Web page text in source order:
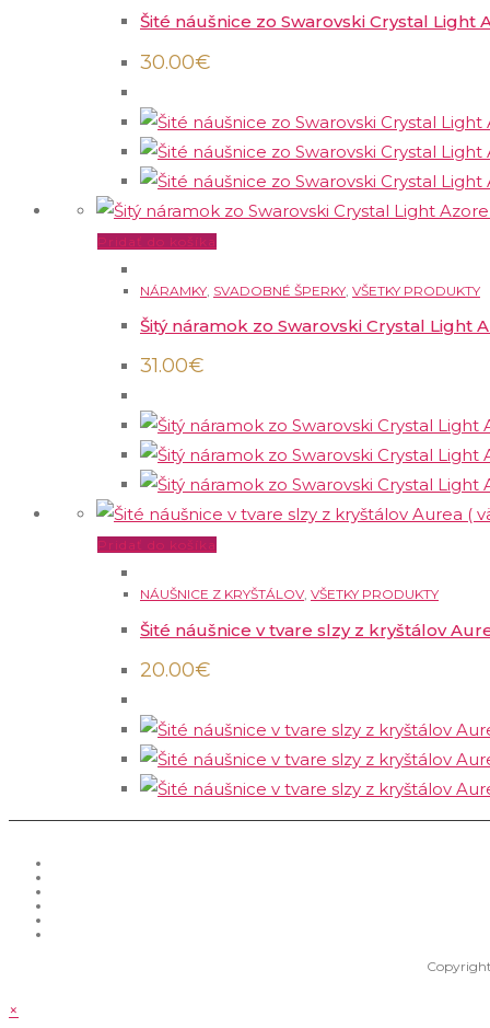
Šité náušnice zo Swarovski Crystal Light
30.00€
Pridať do košíka
NÁRAMKY SVADOBNÉ ŠPERKY VŠETKY PRODUKTY
Šitý náramok zo Swarovski Crystal Light
31.00€
Pridať do košíka
NÁUŠNICE Z KRYŠTÁLOV, VŠETKY PRODUKTY
Šité náušnice v tvare slzy z kryštálov
20.00€
×